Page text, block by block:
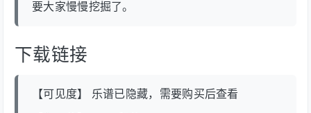
要大家慢慢挖掘了。
下载链接
【可见度】 乐谱已隐藏，需要购买后查看